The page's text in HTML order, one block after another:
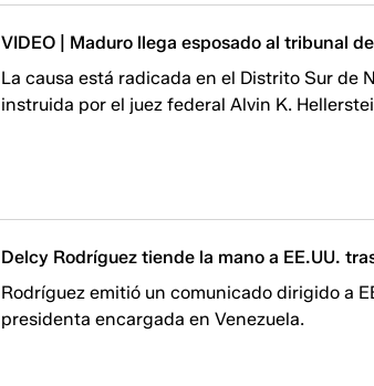
VIDEO | Maduro llega esposado al tribunal
La causa está radicada en el Distrito Sur de
instruida por el juez federal Alvin K.
Delcy Rodríguez tiende la mano a EE.UU.
Rodríguez emitió un comunicado dirigido a
presidenta encargada en Venezuela.